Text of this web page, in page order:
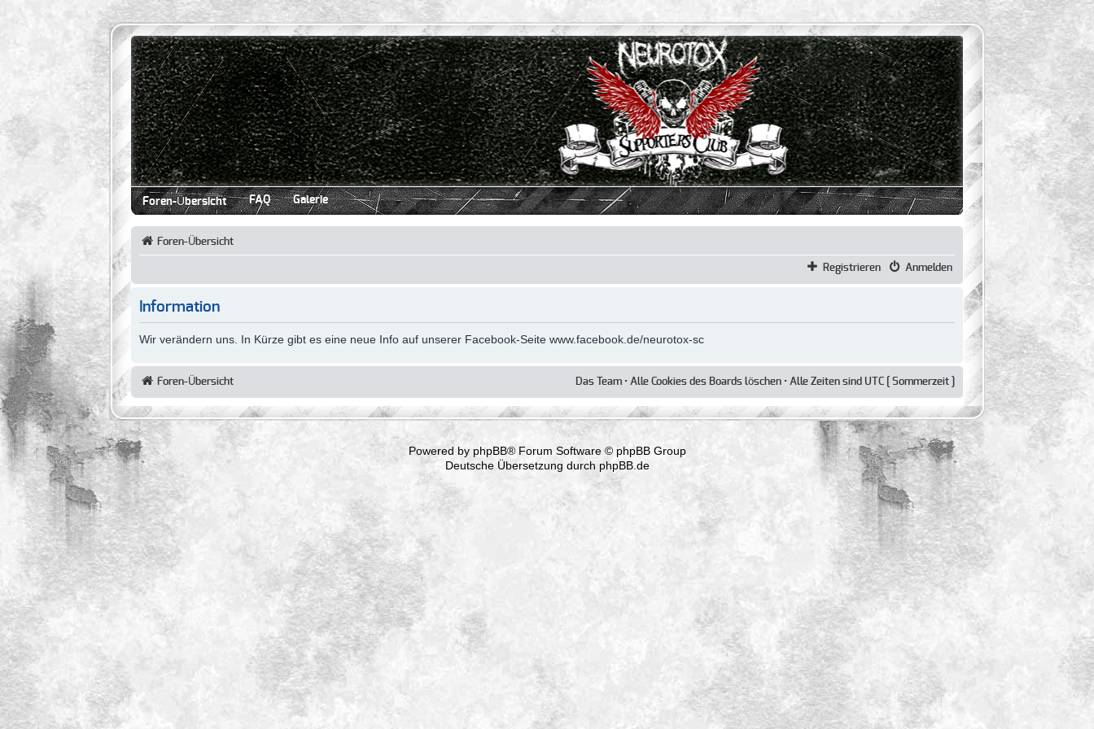
Foren-Übersicht FAQ Galerie
Foren-Übersicht
Registrieren Anmelden
Information
Wir verändern uns. In Kürze gibt es eine neue Info auf unserer Facebook-Seite www.facebook.de/neurotox-sc
Foren-Übersicht Das Team• Alle Cookies des Boards löschen• Alle Zeiten sind UTC [ Sommerzeit ]
Powered by phpBB® Forum Software © phpBB Group
Deutsche Übersetzung durch phpBB.de